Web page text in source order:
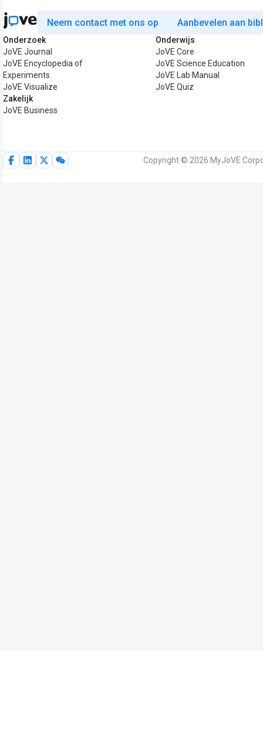
Neem contact met ons op Aanbevelen aan
Onderzoek
JoVE Journal
JoVE Encyclopedia of
Experiments
JoVE Visualize
Zakelijk
JoVE Business
Onderwijs
JoVE Core
JoVE Science Education
JoVE Lab Manual
JoVE Quiz
Copyright © 2026 MyJoVE